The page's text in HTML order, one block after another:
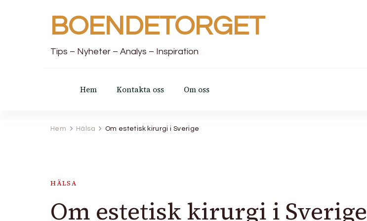
BOENDETORGET
Tips – Nyheter – Analys – Inspiration
Hem Kontakta oss Om oss
Hem Hälsa Om estetisk kirurgi i Sverige
HÄLSA
Om estetisk kirurgi i Sverige